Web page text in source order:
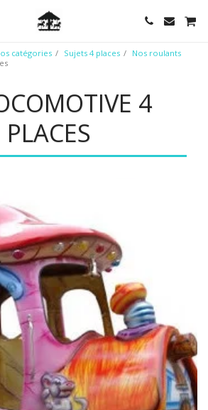
catégories Sujets 4 places
Nos roulants
4
PLACES